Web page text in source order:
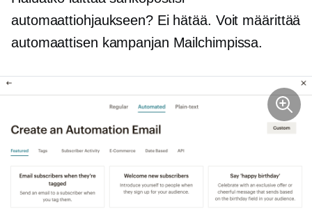
automaattiohjaukseen? Ei hätää. Voit määrittää
automaattisen kampanjan Mailchimpissa.